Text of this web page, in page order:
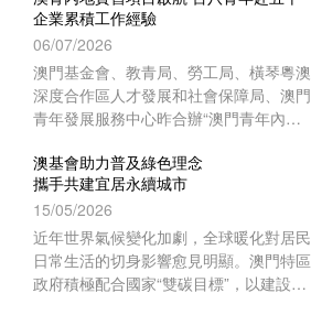
企業累積工作經驗
06/07/2026
澳門基金會、教青局、勞工局、橫琴粵澳
深度合作區人才發展和社會保障局、澳門
青年發展服務中心昨合辦“澳門青年內地
訓”。
澳基會助力普及綠色理念
攜手共建宜居永續城市
15/05/2026
近年世界氣候變化加劇，全球暖化對居民
日常生活的切身影響愈見明顯。澳門特區
政府積極配合國家“雙碳目標”，以建設宜